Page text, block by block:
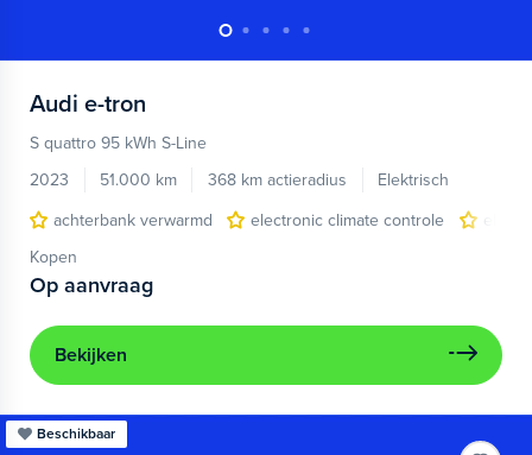
Audi e-tron
S quattro 95 kWh S-Line
2023
51.000 km 368 km actieradius
Elektrisch
achterbank verwarmd
electronic climate controle
Kopen
Op aanvraag
Bekijken
Beschikbaar